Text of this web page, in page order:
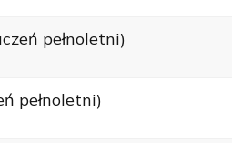
pełnoletni)
pełnoletni)